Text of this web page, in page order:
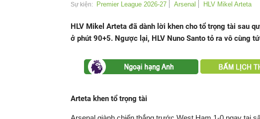
Sự kiện: Premier League 2026-27 Arsenal HLV Mikel Arteta
HLV Mikel Arteta đã dành lời khen cho tổ trọng tài sau
ở phút 90+5. Ngược lại, HLV Nuno Santo tỏ ra vô cùng
Arteta khen tổ trọng tài